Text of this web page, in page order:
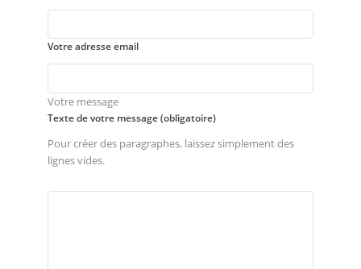
Votre adresse email
Votre message
Texte de votre message (obligatoire)
Pour créer des paragraphes, laissez simplement des
lignes vides.